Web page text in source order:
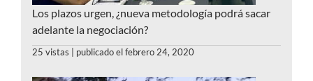
Los plazos urgen, ¿nueva metodología podrá sacar
adelante la negociación?
25 vistas | publicado el febrero 24, 2020